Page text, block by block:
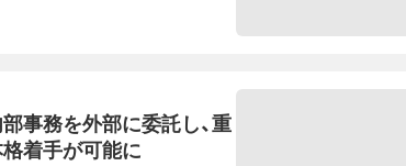
事務を外部に委託し、重
着手が可能に